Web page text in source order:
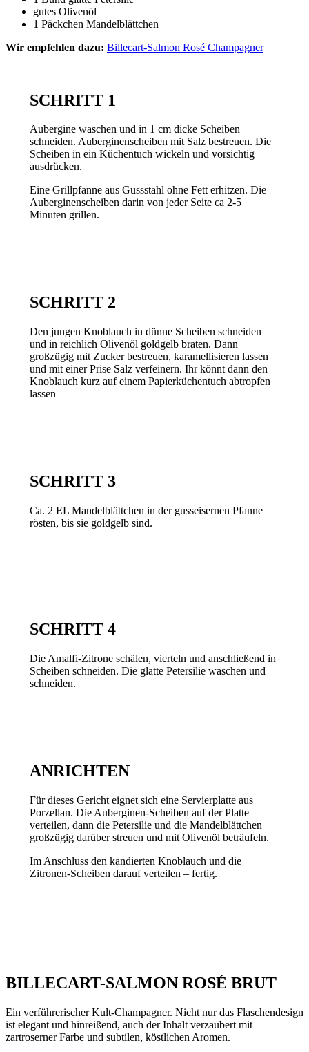
gutes Olivenöl
1 Päckchen Mandelblättchen
Wir empfehlen dazu: Billecart-Salmon Rosé Champagner
SCHRITT 1
Aubergine waschen und in 1 cm dicke Scheiben
schneiden. Auberginenscheiben mit Salz bestreuen. Die
Scheiben in ein Küchentuch wickeln und vorsichtig
ausdrücken.
Eine Grillpfanne aus Gussstahl ohne Fett erhitzen. Die
Auberginenscheiben darin von jeder Seite ca 2-5
Minuten grillen.
SCHRITT 2
Den jungen Knoblauch in dünne Scheiben schneiden
und in reichlich Olivenöl goldgelb braten. Dann
großzügig mit Zucker bestreuen, karamellisieren lassen
und mit einer Prise Salz verfeinern. Ihr könnt dann den
Knoblauch kurz auf einem Papierküchentuch abtropfen
lassen
SCHRITT 3
Ca. 2 EL Mandelblättchen in der gusseisernen Pfanne
rösten, bis sie goldgelb sind.
SCHRITT 4
Die Amalfi-Zitrone schälen, vierteln und anschließend in
Scheiben schneiden. Die glatte Petersilie waschen und
schneiden.
ANRICHTEN
Für dieses Gericht eignet sich eine Servierplatte aus
Porzellan. Die Auberginen-Scheiben auf der Platte
verteilen, dann die Petersilie und die Mandelblättchen
großzügig darüber streuen und mit Olivenöl beträufeln.
Im Anschluss den kandierten Knoblauch und die
Zitronen-Scheiben darauf verteilen – fertig.
BILLECART-SALMON ROSÉ BRUT
Ein verführerischer Kult-Champagner. Nicht nur das Flaschendesign
ist elegant und hinreißend, auch der Inhalt verzaubert mit
zartroserner Farbe und subtilen, köstlichen Aromen.